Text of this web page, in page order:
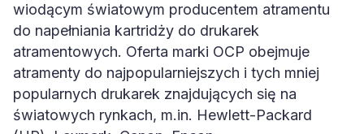
wiodącym światowym producentem atramentu
do napełniania kartridży do drukarek
atramentowych. Oferta marki OCP obejmuje
atramenty do najpopularniejszych i tych mniej
popularnych drukarek znajdujących się na
światowych rynkach, m.in. Hewlett-Packard